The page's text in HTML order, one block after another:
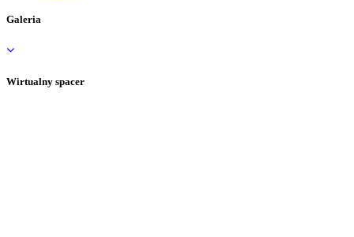
Galeria
Wirtualny spacer